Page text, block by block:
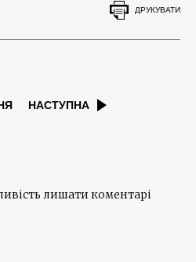
ДРУКУВАТИ
НАСТУПНА
лишати коментарі